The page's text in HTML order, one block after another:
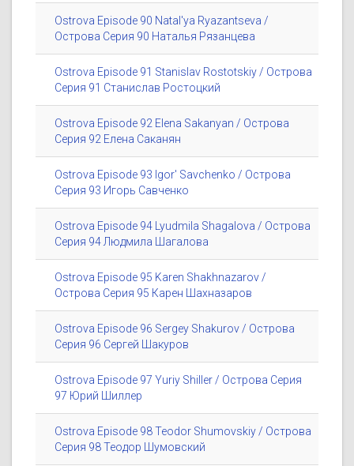
Ostrova Episode 90 Natal'ya Ryazantseva /
Острова Серия 90 Наталья Рязанцева
Ostrova Episode 91 Stanislav Rostotskiy / Острова
Серия 91 Станислав Ростоцкий
Ostrova Episode 92 Elena Sakanyan / Острова
Серия 92 Елена Саканян
Ostrova Episode 93 Igor' Savchenko / Острова
Серия 93 Игорь Савченко
Ostrova Episode 94 Lyudmila Shagalova / Острова
Серия 94 Людмила Шагалова
Ostrova Episode 95 Karen Shakhnazarov /
Острова Серия 95 Карен Шахназаров
Ostrova Episode 96 Sergey Shakurov / Острова
Серия 96 Сергей Шакуров
Ostrova Episode 97 Yuriy Shiller / Острова Серия
97 Юрий Шиллер
Ostrova Episode 98 Teodor Shumovskiy / Острова
Серия 98 Теодор Шумовский